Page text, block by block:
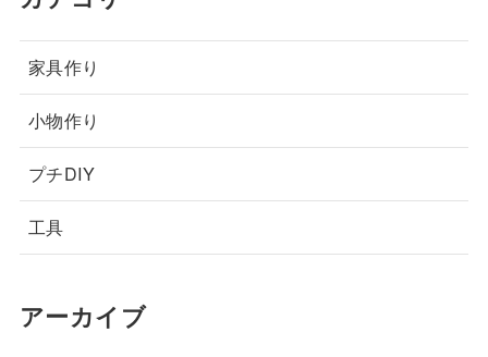
家具作り
小物作り
プチDIY
工具
アーカイブ